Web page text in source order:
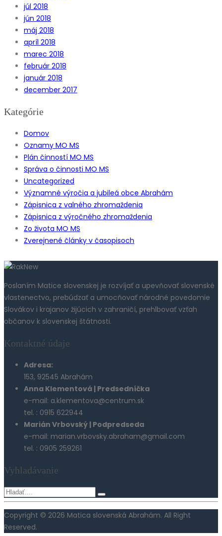
júl 2018
jún 2018
máj 2018
apríl 2018
marec 2018
február 2018
január 2018
december 2017
Kategórie
Domov
Oznamy MO MS
Plán činností MO MS
Správa o činnosti MO MS
Uncategorized
Významné výročia a jubileá obce Abrahám
Zápisnica z valného zhromaždenia
Zápisnica z výročného zhromaždenia
Zo života MO MS
Zverejnené články v časopisoch
Poslaním Matice slovenskej je rozvíjať a upevňovať slovenské
vlastenectvo, prebúdzať a umocňovať národné povedomie
Slovákov i krajanov žijúcich v zahraničí, prehlbovať vzťah
občanov k slovenskej štátnosti.
Kontaktné údaje
Adresa:
153, 92545 Abrahám
Anna Klementová | Predsedníčka
e-mail: a.klementova@centrum.sk
tel. : 0915 622944
Marián Vrbovský | Podpredseda
e-mail: marian.vrbovsky.abraham@gmail.com
tel. : 0905 259261
Vyhladávanie
Copyright © 2026 Matica slovenská Abrahám. All Right
Reserved.